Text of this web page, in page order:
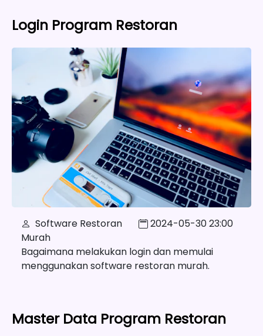
Login Program Restoran
Software Restoran
Murah
2024-05-30 23:00
Bagaimana melakukan login dan memulai
menggunakan software restoran murah.
Master Data Program Restoran